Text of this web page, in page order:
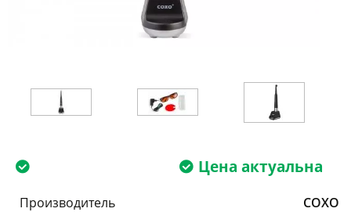
Цена актуальна
Производитель
COXO